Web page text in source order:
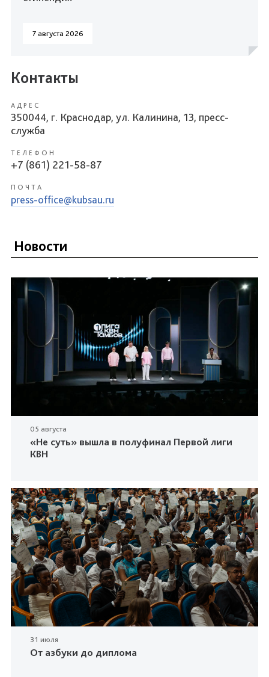
7 августа 2026
Контакты
АДРЕС
350044, г. Краснодар, ул. Калинина, 13, пресс-
служба
ТЕЛЕФОН
+7 (861) 221-58-87
ПОЧТА
press-office@kubsau.ru
Новости
05 августа
«Не суть» вышла в полуфинал Первой лиги
КВН
31 июля
От азбуки до диплома